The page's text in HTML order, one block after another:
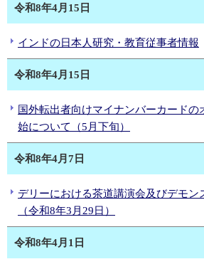
令和8年4月15日
インドの日本人研究・教育従事者情報
令和8年4月15日
国外転出者向けマイナンバーカードの
始について（5月下旬）
令和8年4月7日
デリーにおける茶道講演会及びデモン
（令和8年3月29日）
令和8年4月1日